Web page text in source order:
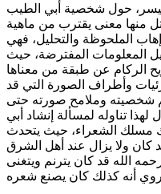
حول شخصية أبي الطيب
منها معنى يقترب من ماهية
الملحوظة والتحليل، فهي
المعلومات المفترضة، حيث
الركام عن طبقة من معناها
وأطراف الصورة التي قد
شخصيته وملامح صورته حتى
لهذا تناوله لمسألة إنشاد أبي
مسلك الشعراء، حيث يتحدث
ولا يزال عند أهل الشرق
الله قد كان يترنم ويتغنى